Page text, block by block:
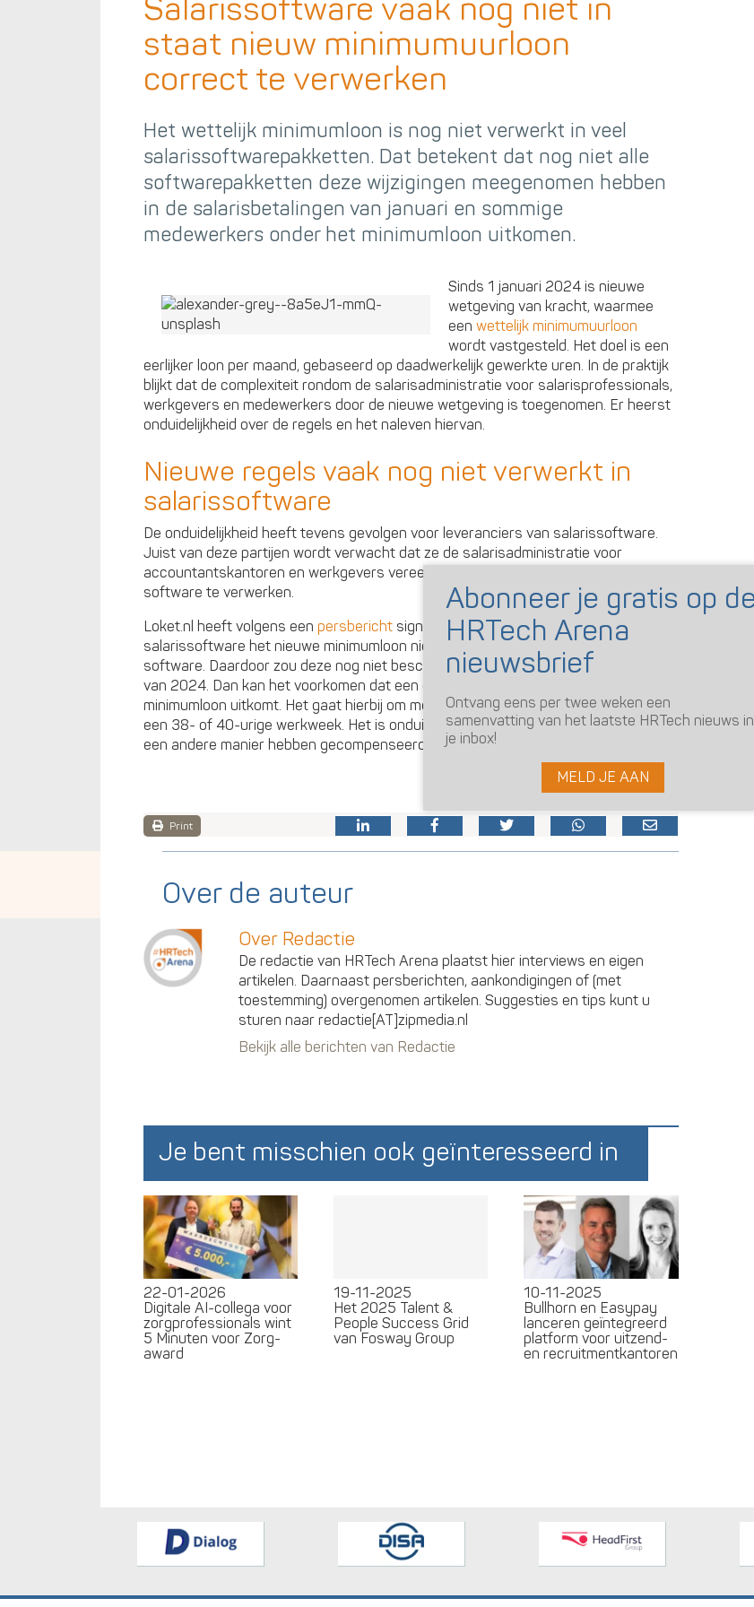
Salarissoftware vaak nog niet in
staat nieuw minimumuurloon
correct te verwerken
Het wettelijk minimumloon is nog niet verwerkt in veel
salarissoftwarepakketten. Dat betekent dat nog niet alle
softwarepakketten deze wijzigingen meegenomen hebben
in de salarisbetalingen van januari en sommige
medewerkers onder het minimumloon uitkomen.
Sinds 1 januari 2024 is nieuwe
wetgeving van kracht, waarmee
een wettelijk minimumuurloon
wordt vastgesteld. Het doel is een
eerlijker loon per maand, gebaseerd op daadwerkelijk gewerkte uren. In de praktijk
blijkt dat de complexiteit rondom de salarisadministratie voor salarisprofessionals,
werkgevers en medewerkers door de nieuwe wetgeving is toegenomen. Er heerst
onduidelijkheid over de regels en het naleven hiervan.
Nieuwe regels vaak nog niet verwerkt in
salarissoftware
De onduidelijkheid heeft tevens gevolgen voor leveranciers van salarissoftware.
Juist van deze partijen wordt verwacht dat ze de salarisadministratie voor
accountantskantoren en werkgevers vereenvoudigen door wet- en regelgeving in
software te verwerken.
Loket.nl heeft volgens een persbericht signalen ontvangen dat leveranciers van
salarissoftware het nieuwe minimumloon niet tijdig konden verwerken in de
software. Daardoor zou deze nog niet beschikbaar zijn voor de eerste loonbetaling
van 2024. Dan kan het voorkomen dat een deel van de medewerkers onder het
minimumloon uitkomt. Het gaat hierbij om medewerkers met een minimumloon en
een 38- of 40-urige werkweek. Het is onduidelijk of werkgevers het verschil op
een andere manier hebben gecompenseerd.
branche,innovatie
Print
Over de auteur
Over Redactie
De redactie van HRTech Arena plaatst hier interviews en eigen
artikelen. Daarnaast persberichten, aankondigingen of (met
toestemming) overgenomen artikelen. Suggesties en tips kunt u
sturen naar redactie[AT]zipmedia.nl
Bekijk alle berichten van Redactie
Je bent misschien ook geïnteresseerd in
22-01-2026
Digitale AI-collega voor
zorgprofessionals wint
5 Minuten voor Zorg-
award
19-11-2025
Het 2025 Talent &
People Success Grid
van Fosway Group
10-11-2025
Bullhorn en Easypay
lanceren geïntegreerd
platform voor uitzend-
en recruitmentkantoren
Ontvang eens per twee weken een
samenvatting van het laatste HRTech nieuws in
je inbox!
MELD JE AAN